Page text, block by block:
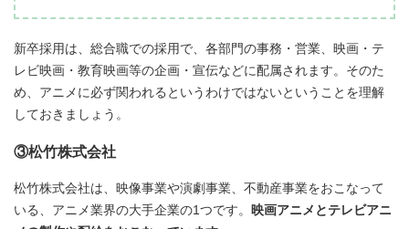
新卒採用は、総合職での採用で、各部門の事務・営業、映画・テ
レビ映画・教育映画等の企画・宣伝などに配属されます。そのた
め、アニメに必ず関われるというわけではないということを理解
しておきましょう。
③松竹株式会社
松竹株式会社は、映像事業や演劇事業、不動産事業をおこなって
いる、アニメ業界の大手企業の1つです。 映画アニメとテレビアニ